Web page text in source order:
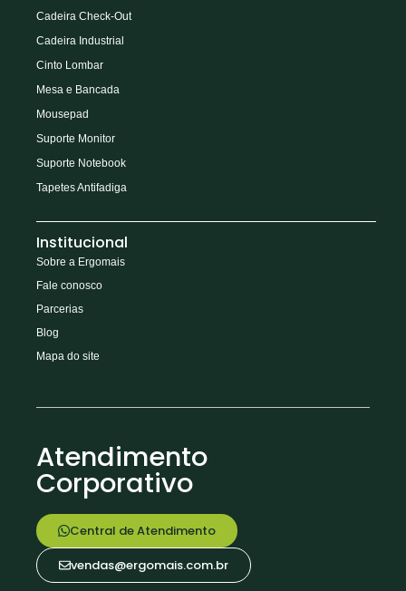
Cadeira Check-Out
Cadeira Industrial
Cinto Lombar
Mesa e Bancada
Mousepad
Suporte Monitor
Suporte Notebook
Tapetes Antifadiga
Institucional
Sobre a Ergomais
Fale conosco
Parcerias
Blog
Mapa do site
Atendimento
Corporativo
Central de Atendimento
vendas@ergomais.com.br